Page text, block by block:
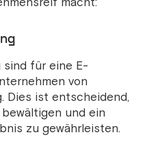
sind für eine E-
von
Dies ist entscheidend,
und ein
zu gewährleisten.